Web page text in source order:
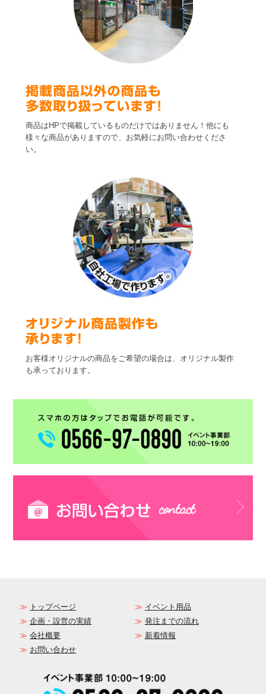
商品はHPで掲載しているものだけではありません！他にも
様々な商品がありますので、お気軽にお問い合わせくださ
い。
お客様オリジナルの商品をご希望の場合は、オリジナル製作
も承っております。
トップページ
イベント用品
企画・設営の実績
発注までの流れ
会社概要
新着情報
お問い合わせ